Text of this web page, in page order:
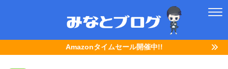
Amazonタイムセール開催中!!